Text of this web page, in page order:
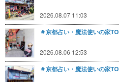
2026.08.07 11:03
＃京都占い・魔法使いの家
2026.08.06 12:53
＃京都占い・魔法使いの家